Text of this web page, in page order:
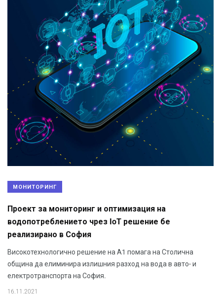
МОНИТОРИНГ
Проект за мониторинг и оптимизация на
водопотреблението чрез IoT решение бе
реализирано в София
Високотехнологично решение на А1 помага на Столична
община да елиминира излишния разход на вода в авто- и
електротранспорта на София.
16.11.2021